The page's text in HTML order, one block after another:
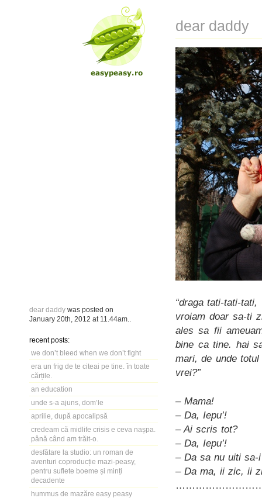
dear daddy was posted on
January 20th, 2012 at 11.44am
recent posts:
we don’t bleed when we don’t fight
era un frig de te citeai pe tine. în toate
cărțile.
an education
unde s-a ajuns, dom’le
aprilie, după apocalipsă
credeam că midlife crisis e ceva nașpa.
până când am trăit-o.
desfătare la studio: un roman de
aventuri coproducție mazi-peasy,
pentru suflete boeme și minți
decadente
hummus de mazăre easy peasy
dear daddy
“draga tati-tati-tati,
vroiam doar sa-ti
ales sa fii
bine ca tine. hai
mari, de unde
vrei?”
– Mama!
– Da, Iepu’!
– Ai scris tot?
– Da, Iepu’!
– Da sa nu uiti sa-
– Da ma, ii zic, ii